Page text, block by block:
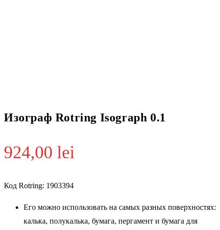
Изограф Rotring Isograph 0.1
924,00 lei
Код Rotring: 1903394
Его можно использовать на самых разных поверхностях:
калька, полукалька, бумага, пергамент и бумага для